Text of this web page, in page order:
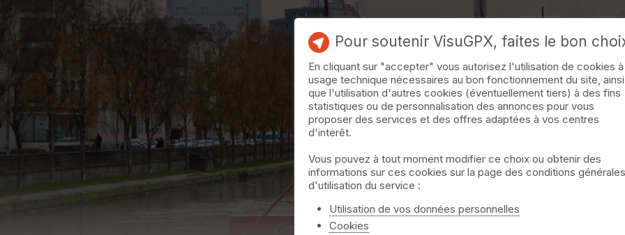
Pour soutenir VisuGPX, faites le bon
En cliquant sur "accepter" vous autorisez l'utilisation de cookies à
usage technique nécessaires au bon fonctionnement du site, ainsi
que l'utilisation d'autres cookies (éventuellement tiers) à des fins
statistiques ou de personnalisation des annonces pour vous
proposer des services et des offres adaptées à vos centres
d'interêt.
Vous pouvez à tout moment modifier ce choix ou obtenir des
informations sur ces cookies sur la page des conditions générales
d'utilisation du service :
Utilisation de vos données personnelles
Cookies